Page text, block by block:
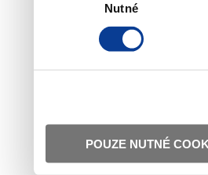
Nutné
POUZE NUTNÉ